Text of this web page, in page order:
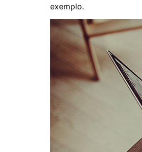
exemplo.